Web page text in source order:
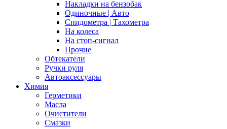
Накладки на бензобак
Одиночные | Авто
Спидометра | Тахометра
На колеса
На стоп-сигнал
Прочие
Обтекатели
Ручки руля
Автоаксессуары
Химия
Герметики
Масла
Очистители
Смазки